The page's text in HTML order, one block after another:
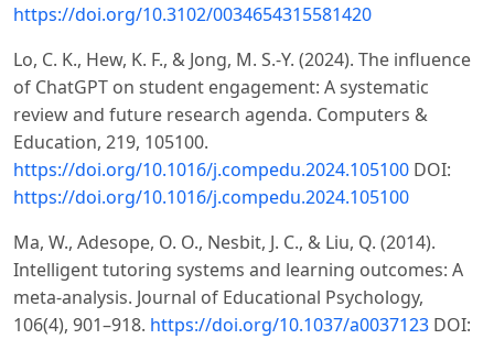
https://doi.org/10.3102/0034654315581420
Lo, C. K., Hew, K. F., & Jong, M. S.-Y. (2024). The influence
of ChatGPT on student engagement: A systematic
review and future research agenda. Computers &
Education, 219, 105100.
https://doi.org/10.1016/j.compedu.2024.105100 DOI:
https://doi.org/10.1016/j.compedu.2024.105100
Ma, W., Adesope, O. O., Nesbit, J. C., & Liu, Q. (2014).
Intelligent tutoring systems and learning outcomes: A
meta-analysis. Journal of Educational Psychology,
106(4), 901–918. https://doi.org/10.1037/a0037123 DOI: